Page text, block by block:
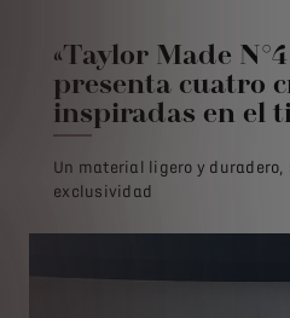
«Taylor Made
presenta cuatro
inspiradas en el
Un material ligero y
exclusividad